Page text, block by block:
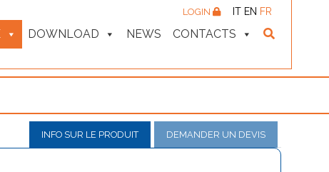
DOWNLOAD NEWS CONTACTS
LOGIN IT EN FR
INFO SUR LE PRODUIT DEMANDER UN DEVIS